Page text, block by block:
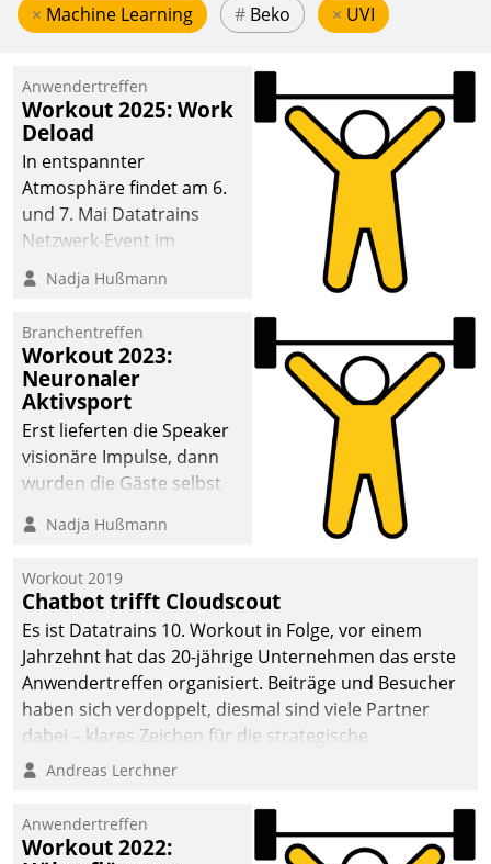
× Machine Learning # Beko × UVI
Anwendertreffen
Workout 2025: Work
Deload
In entspannter
Atmosphäre findet am 6.
und 7. Mai Datatrains
Netzwerk-Event im
Kunden- und Partnerkreis
statt. Zentrale Frage: Wie
Mammutprojekte
meistern und Workloads
wuppen – bei zunehmend
anspruchsvollen
Aufgaben und
abnehmendem
Nadja Hußmann
Branchentreffen
Workout 2023:
Neuronaler
Aktivsport
Erst lieferten die Speaker
visionäre Impulse, dann
wurden die Gäste selbst
methodisch
Quartier. Dazwischen
zeigte Datatrain, was es
Neues zu bieten hat.
Nadja Hußmann
Workout 2019
Chatbot trifft Cloudscout
Es ist Datatrains 10. Workout in Folge, vor einem
Jahrzehnt hat das 20-jährige Unternehmen das erste
Anwendertreffen organisiert. Beiträge und Besucher
haben sich verdoppelt, diesmal sind viele Partner
dabei – klares Zeichen für die strategische
Fokussierung auf den Kunden.
Andreas Lerchner
Anwendertreffen
Workout 2022: